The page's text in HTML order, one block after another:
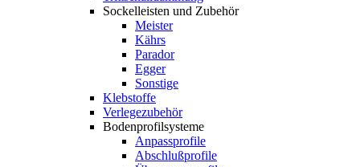
Sockelleisten und Zubehör
Meister
Kährs
Parador
Egger
Sonstige
Klebstoffe
Verlegezubehör
Bodenprofilsysteme
Anpassprofile
Abschlußprofile